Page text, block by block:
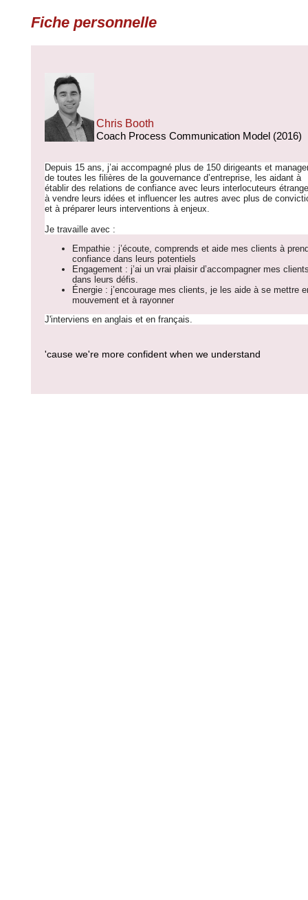
Fiche personnelle
Chris Booth
Coach Process Communication Model (2016)
Depuis 15 ans, j’ai accompagné plus de 150 dirigeants et
de toutes les filières de la gouvernance d’entreprise, les aidant à
établir des relations de confiance avec leurs interlocuteurs
à vendre leurs idées et influencer les autres avec plus de
et à préparer leurs interventions à enjeux.
Je travaille avec :
Empathie : j’écoute, comprends et aide mes clients à
confiance dans leurs potentiels
Engagement : j’ai un vrai plaisir d’accompagner mes
dans leurs défis.
Énergie : j’encourage mes clients, je les aide à se mettre
mouvement et à rayonner
J'interviens en anglais et en français.
'cause we're more confident when we understand